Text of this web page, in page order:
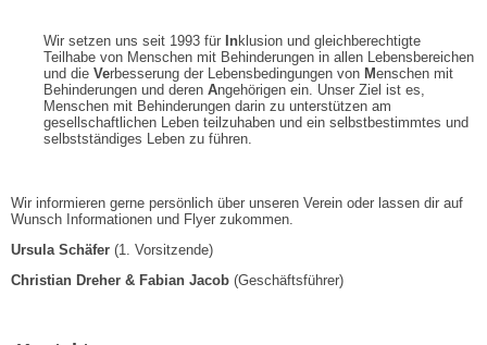
Wir setzen uns seit 1993 für Inklusion und gleichberechtigte
Teilhabe von Menschen mit Behinderungen in allen Lebensbereichen
und die Verbesserung der Lebensbedingungen von Menschen mit
Behinderungen und deren Angehörigen ein. Unser Ziel ist es,
Menschen mit Behinderungen darin zu unterstützen am
gesellschaftlichen Leben teilzuhaben und ein selbstbestimmtes und
selbstständiges Leben zu führen.
Wir informieren gerne persönlich über unseren Verein oder lassen dir auf
Wunsch Informationen und Flyer zukommen.
Ursula Schäfer (1. Vorsitzende)
Christian Dreher & Fabian Jacob (Geschäftsführer)